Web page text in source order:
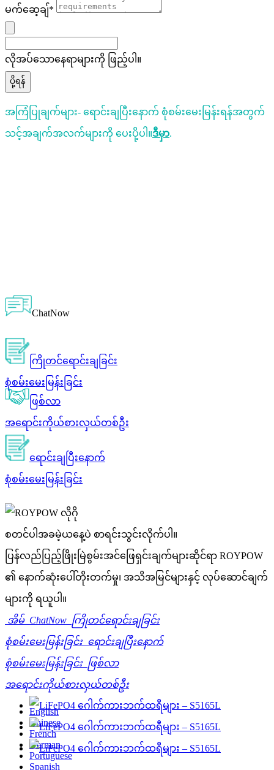
မက်ဆေ့ချ်*
လိုအပ်သောနေရာများကို ဖြည့်ပါ။
ပို့ရန်
အကြံပြုချက်များ- ရောင်းချပြီးနောက် စုံစမ်းမေးမြန်းရန်အတွက်
သင့်အချက်အလက်များကို ပေးပို့ပါ။ဒီမှာ.
ChatNow
ကြိုတင်ရောင်းချခြင်း
စုံစမ်းမေးမြန်းခြင်း
ဖြစ်လာ
အရောင်းကိုယ်စားလှယ်တစ်ဦး
ရောင်းချပြီးနောက်
စုံစမ်းမေးမြန်းခြင်း
စတင်ပါ အခမဲ့ယနေ့ပဲ စာရင်းသွင်းလိုက်ပါ။
ပြန်လည်ပြည့်ဖြိုးမြဲစွမ်းအင်ဖြေရှင်းချက်များဆိုင်ရာ ROYPOW
၏ နောက်ဆုံးပေါ်တိုးတက်မှု၊ အသိအမြင်များနှင့် လုပ်ဆောင်ချက်
များကို ရယူပါ။
အိမ် ChatNow ကြိုတင်ရောင်းချခြင်း
စုံစမ်းမေးမြန်းခြင်း ရောင်းချပြီးနောက်
စုံစမ်းမေးမြန်းခြင်း ဖြစ်လာ
အရောင်းကိုယ်စားလှယ်တစ်ဦး
English
Chinese
French
German
Portuguese
Spanish